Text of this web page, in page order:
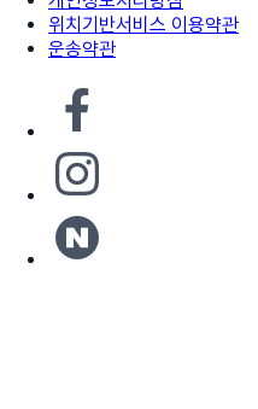
위치기반서비스 이용약관
운송약관